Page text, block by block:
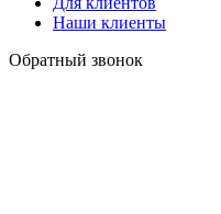
Наши клиенты
Обратный звонок